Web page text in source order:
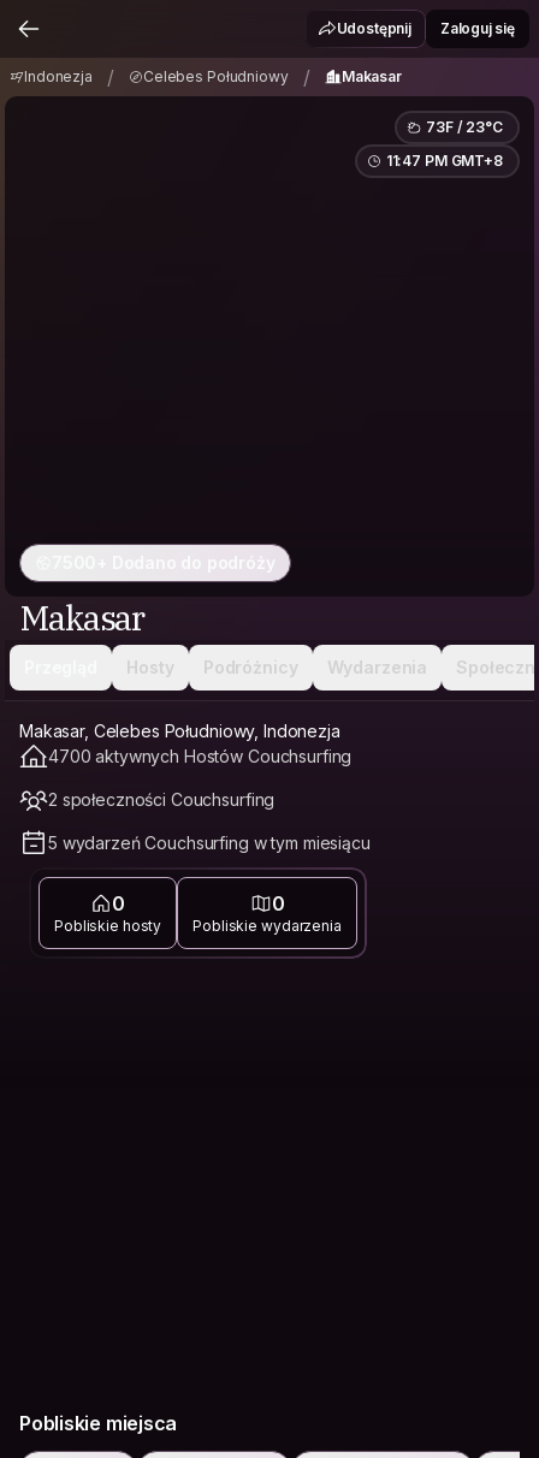
Celebes Południowy / Makasar
Udostępnij Zaloguj się
Indonezja / Celebes Południowy / Makasar
73F / 23°C
11:47 PM GMT+8
7500+ Dodano do podróży
Makasar
Hosty Podróżnicy Wydarzenia
Makasar, Celebes Południowy, Indonezja
4700 aktywnych Hostów Couchsurfing
2 społeczności Couchsurfing
5 wydarzeń Couchsurfing w tym miesiącu
0
Pobliskie hosty
0
Pobliskie wydarzenia
Pobliskie miejsca